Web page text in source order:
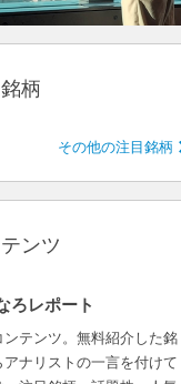
柄
その他の注目銘柄
ンツ
ろレポート
ンテンツ。無料紹介した銘
アナリストの一言を付けて